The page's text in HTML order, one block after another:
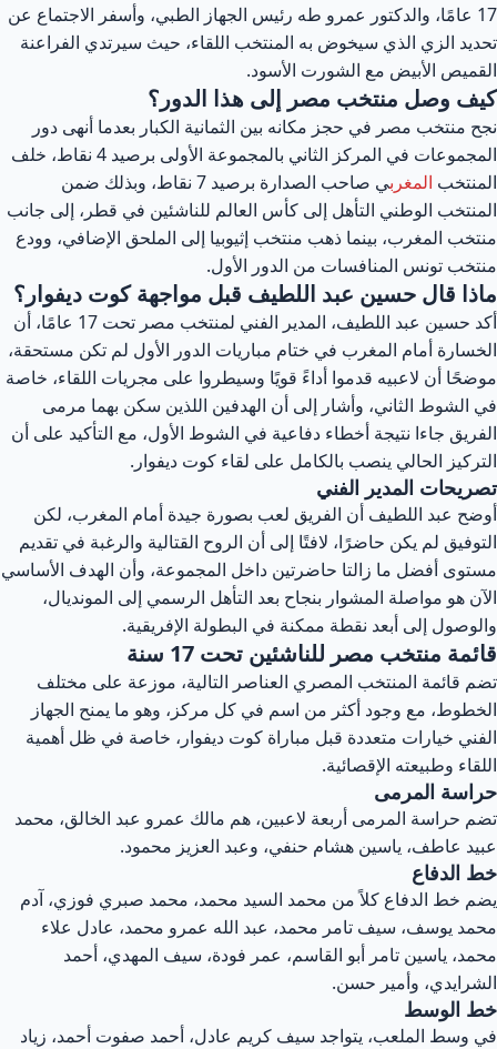
17 عامًا، والدكتور عمرو طه رئيس الجهاز الطبي، وأسفر الاجتماع عن
تحديد الزي الذي سيخوض به المنتخب اللقاء، حيث سيرتدي الفراعنة
القميص الأبيض مع الشورت الأسود.
كيف وصل منتخب مصر إلى هذا الدور؟
نجح منتخب مصر في حجز مكانه بين الثمانية الكبار بعدما أنهى دور
المجموعات في المركز الثاني بالمجموعة الأولى برصيد 4 نقاط، خلف
المنتخب المغرب
ي صاحب الصدارة برصيد 7 نقاط، وبذلك ضمن
المنتخب الوطني التأهل إلى كأس العالم للناشئين في قطر، إلى جانب
منتخب المغرب، بينما ذهب منتخب إثيوبيا إلى الملحق الإضافي، وودع
منتخب تونس المنافسات من الدور الأول.
ماذا قال حسين عبد اللطيف قبل مواجهة كوت ديفوار؟
أكد حسين عبد اللطيف، المدير الفني لمنتخب مصر تحت 17 عامًا، أن
الخسارة أمام المغرب في ختام مباريات الدور الأول لم تكن مستحقة،
موضحًا أن لاعبيه قدموا أداءً قويًا وسيطروا على مجريات اللقاء، خاصة
في الشوط الثاني، وأشار إلى أن الهدفين اللذين سكن بهما مرمى
الفريق جاءا نتيجة أخطاء دفاعية في الشوط الأول، مع التأكيد على أن
التركيز الحالي ينصب بالكامل على لقاء كوت ديفوار.
تصريحات المدير الفني
أوضح عبد اللطيف أن الفريق لعب بصورة جيدة أمام المغرب، لكن
التوفيق لم يكن حاضرًا، لافتًا إلى أن الروح القتالية والرغبة في تقديم
مستوى أفضل ما زالتا حاضرتين داخل المجموعة، وأن الهدف الأساسي
الآن هو مواصلة المشوار بنجاح بعد التأهل الرسمي إلى المونديال،
والوصول إلى أبعد نقطة ممكنة في البطولة الإفريقية.
قائمة منتخب مصر للناشئين تحت 17 سنة
تضم قائمة المنتخب المصري العناصر التالية، موزعة على مختلف
الخطوط، مع وجود أكثر من اسم في كل مركز، وهو ما يمنح الجهاز
الفني خيارات متعددة قبل مباراة كوت ديفوار، خاصة في ظل أهمية
اللقاء وطبيعته الإقصائية.
حراسة المرمى
تضم حراسة المرمى أربعة لاعبين، هم مالك عمرو عبد الخالق، محمد
عبيد عاطف، ياسين هشام حنفي، وعبد العزيز محمود.
خط الدفاع
يضم خط الدفاع كلاً من محمد السيد محمد، محمد صبري فوزي، آدم
محمد يوسف، سيف تامر محمد، عبد الله عمرو محمد، عادل علاء
محمد، ياسين تامر أبو القاسم، عمر فودة، سيف المهدي، أحمد
الشرايدي، وأمير حسن.
خط الوسط
في وسط الملعب، يتواجد سيف كريم عادل، أحمد صفوت أحمد، زياد